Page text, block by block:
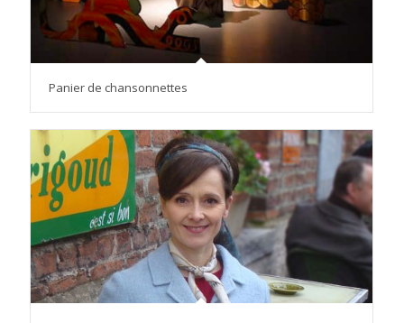
Panier de chansonnettes